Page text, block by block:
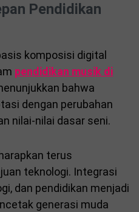
Pendidikan
komposisi digital
pendidikan musik di
bahwa
dengan perubahan
nilai-nilai dasar seni.
terus
teknologi. Integrasi
dan pendidikan menjadi
generasi muda